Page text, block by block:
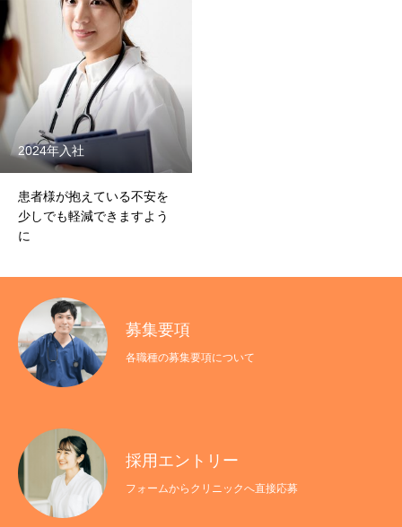
2024年入社
患者様が抱えている不安を
少しでも軽減できますよう
に
募集要項
各職種の募集要項について
採用エントリー
フォームからクリニックへ直接応募